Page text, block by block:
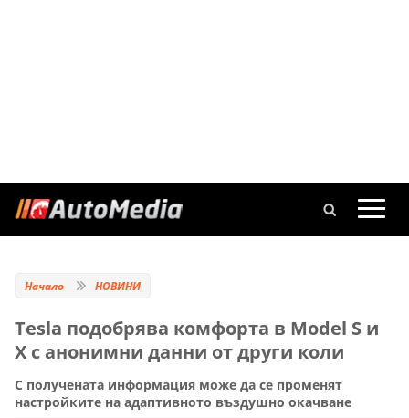
Начало НОВИНИ
Tesla подобрява комфорта в Model S и
X с анонимни данни от други коли
С получената информация може да се променят
настройките на адаптивното въздушно окачване